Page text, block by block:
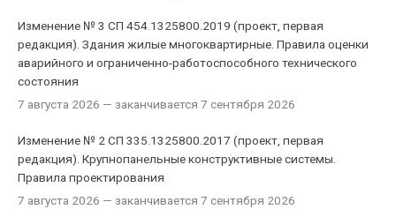
Изменение № 3 СП 454.1325800.2019 (проект, первая
редакция). Здания жилые многоквартирные. Правила оценки
аварийного и ограниченно-работоспособного технического
состояния
7 августа 2026 — заканчивается 7 сентября 2026
Изменение № 2 СП 335.1325800.2017 (проект, первая
редакция). Крупнопанельные конструктивные системы.
Правила проектирования
7 августа 2026 — заканчивается 7 сентября 2026